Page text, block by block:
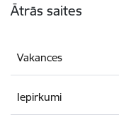
Ātrās saites
Vakances
Iepirkumi